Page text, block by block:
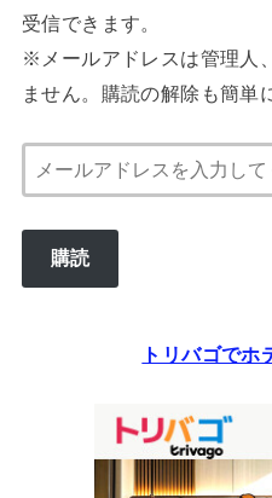
受信できます。
※メールアドレスは管理人
ません。購読の解除も簡単
ー
ル
購読
トリバゴでホ